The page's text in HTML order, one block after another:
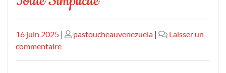
Publié
le
16 juin 2025 | Publié
pastoucheauvenezuela |
Laisser un
commentairesur